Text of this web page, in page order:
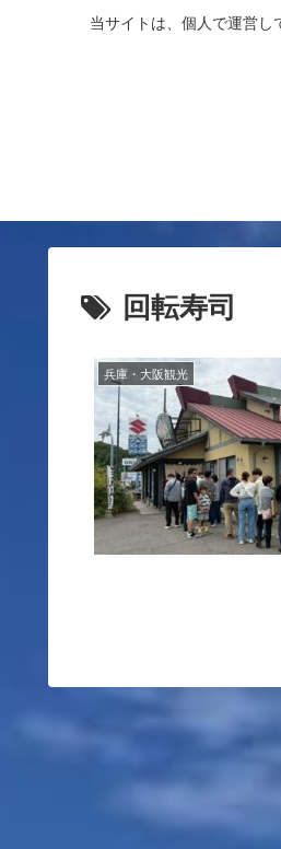
当サイトは、個人で運営し
回転寿司
兵庫・大阪観光